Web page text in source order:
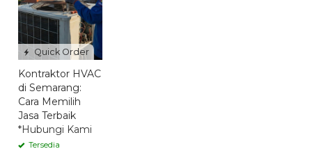
Quick Order
Kontraktor HVAC
di Semarang:
Cara Memilih
Jasa Terbaik
*Hubungi Kami
Tersedia